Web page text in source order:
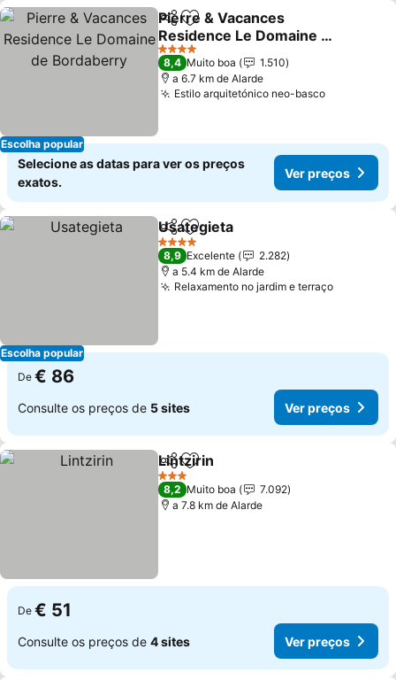
Escolha popular
PartilharAdicionar aos favoritos
Pierre & Vacances
Residence Le Domaine de
Bordaberry
Ver preços
4 Estrelas
8,4 Muito boa
1.510
a 6.7 km de Alarde
Estilo arquitetónico neo-bascoVer
Selecione as datas para ver os preços
exatos.
Ver preços
Escolha popular
PartilharAdicionar aos favoritos
Usategieta
4 Estrelas
8,9 Excelente
2.282
a 5.4 km de Alarde
Relaxamento no jardim e terraçoVer
De € 86
Consulte os preços de 5 sites Ver preços
PartilharAdicionar aos favoritos
Lintzirin
3 Estrelas
8,2 Muito boa
7.092
a 7.8 km de Alarde
De € 51
Consulte os preços de 4 sites Ver preços